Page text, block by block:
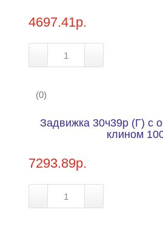
4697.41р.
(0)
Купить в 1 клик
Задвижка 30ч39р (Г) с
клином
7293.89р.